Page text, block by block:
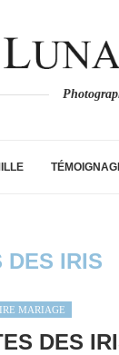
DES IRIS
MARIAGE
DES